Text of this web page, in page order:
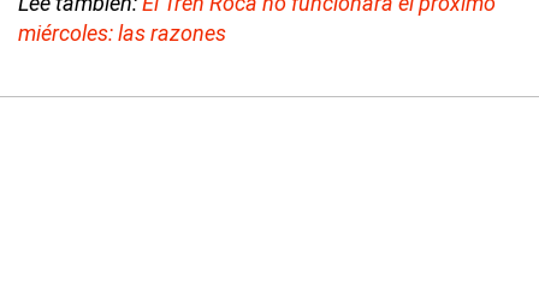
miércoles: las razones